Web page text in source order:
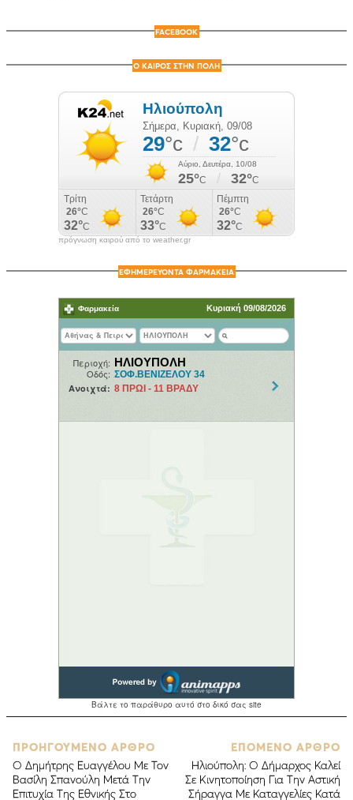
FACEBOOK
Ο ΚΑΙΡΟΣ ΣΤΗΝ ΠΟΛΗ
πρόγνωση καιρού από το weather.gr
ΕΦΗΜΕΡΕΥΟΝΤΑ ΦΑΡΜΑΚΕΙΑ
ΠΡΟΗΓΟΥΜΕΝΟ ΑΡΘΡΟ
Ο Δημήτρης Ευαγγέλου Με Τον
Βασίλη Σπανούλη Μετά Την
Επιτυχία Της Εθνικής Στο
ΕΠΟΜΕΝΟ ΑΡΘΡΟ
Ηλιούπολη: Ο Δήμαρχος Καλεί
Σε Κινητοποίηση Για Την Αστική
Σήραγγα Με Καταγγελίες Κατά